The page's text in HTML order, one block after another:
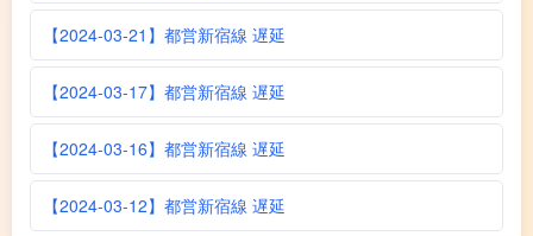
【2024-03-21】都営新宿線 遅延
【2024-03-17】都営新宿線 遅延
【2024-03-16】都営新宿線 遅延
【2024-03-12】都営新宿線 遅延